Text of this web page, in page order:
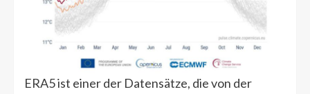
ERA5 ist einer der Datensätze, die von der